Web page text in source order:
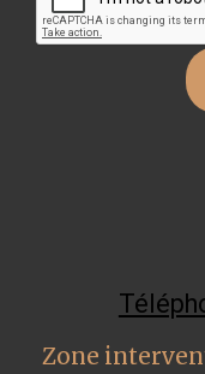
Zone